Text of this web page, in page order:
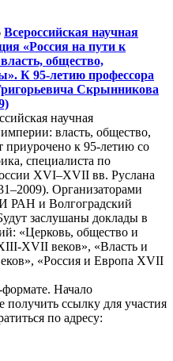
Всероссийская научная
«Россия на пути к
общество,
К 95-летию профессора
Скрынникова
научная
власть, общество,
приурочено к 95-летию со
специалиста по
XVI–XVII вв. Руслана
Организаторами
РАН и Волгоградский
заслушаны доклады в
«Церковь, общество и
XVII веков», «Власть и
«Россия и Европа XVII
Начало
ссылку для участия
по адресу: